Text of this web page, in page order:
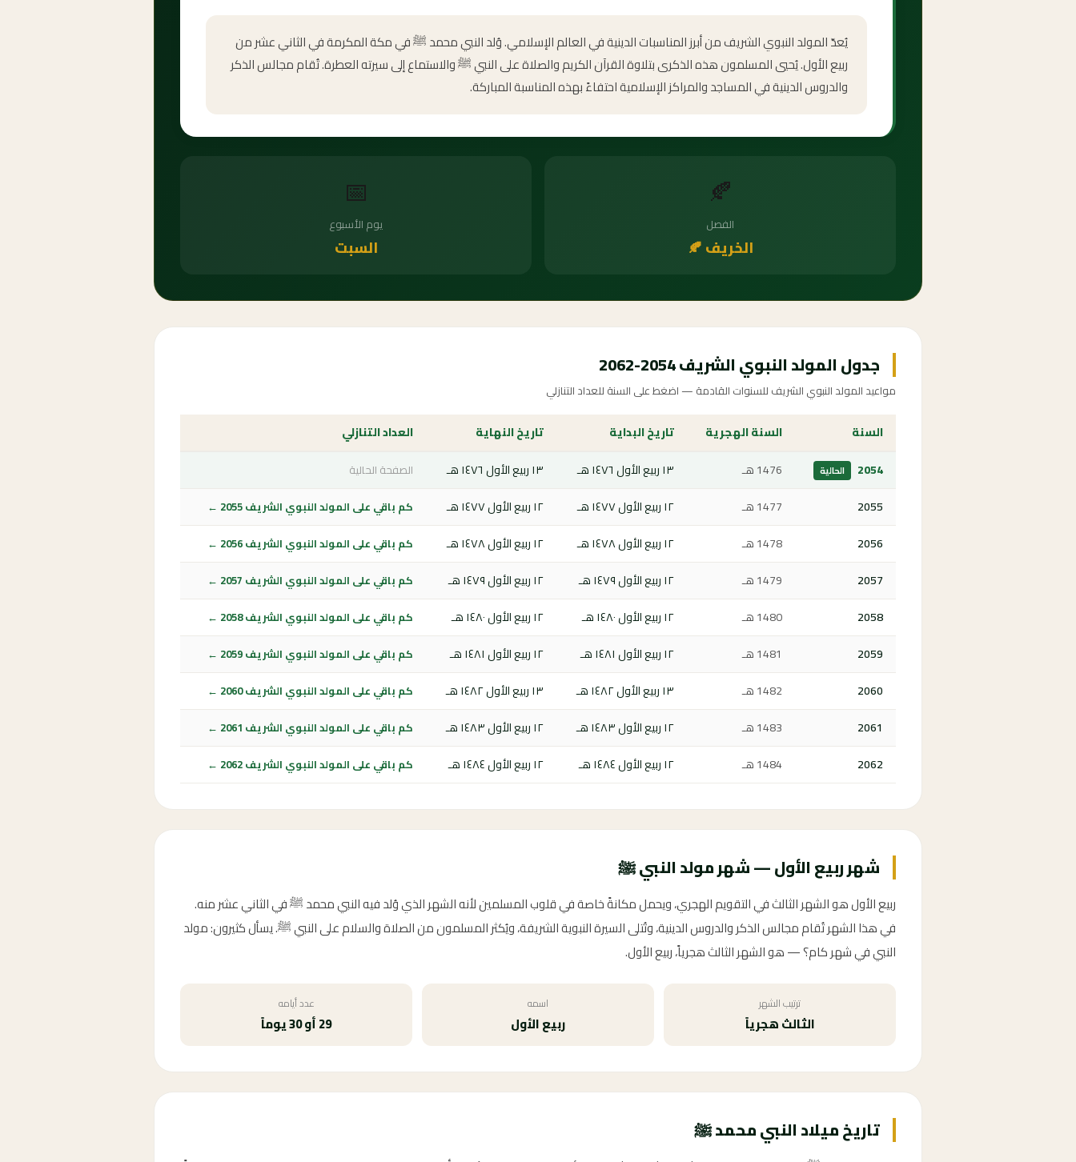
يُعدّ المولد النبوي الشريف من أبرز المناسبات الدينية في العالم الإسلامي. وُلد النبي محمد ﷺ في مكة المكرمة في الثاني عشر من
ربيع الأول. يُحيي المسلمون هذه الذكرى بتلاوة القرآن الكريم والصلاة على النبي ﷺ والاستماع إلى سيرته العطرة. تُقام مجالس الذكر
والدروس الدينية في المساجد والمراكز الإسلامية احتفاءً بهذه المناسبة المباركة.
🍂
الفصل
الخريف 🍂
📅
يوم الأسبوع
السبت
جدول المولد النبوي الشريف 2054-2062
مواعيد المولد النبوي الشريف للسنوات القادمة — اضغط على السنة للعداد التنازلي
السنة السنة الهجرية تاريخ البداية تاريخ النهاية
العداد التنازلي
2054
الحالية 1476 هـ ١٣ ربيع الأول ١٤٧٦ هـ ١٣ ربيع الأول ١٤٧٦ هـ الصفحة الحالية
2055 1477 هـ ١٢ ربيع الأول ١٤٧٧ هـ ١٢ ربيع الأول ١٤٧٧ هـ كم باقي على المولد النبوي الشريف 2055 ←
2056 1478 هـ ١٢ ربيع الأول ١٤٧٨ هـ ١٢ ربيع الأول ١٤٧٨ هـ كم باقي على المولد النبوي الشريف 2056 ←
2057 1479 هـ ١٢ ربيع الأول ١٤٧٩ هـ ١٢ ربيع الأول ١٤٧٩ هـ كم باقي على المولد النبوي الشريف 2057 ←
2058 1480 هـ ١٢ ربيع الأول ١٤٨٠ هـ ١٢ ربيع الأول ١٤٨٠ هـ كم باقي على المولد النبوي الشريف 2058 ←
2059 1481 هـ ١٢ ربيع الأول ١٤٨١ هـ ١٢ ربيع الأول ١٤٨١ هـ كم باقي على المولد النبوي الشريف 2059 ←
2060 1482 هـ ١٣ ربيع الأول ١٤٨٢ هـ ١٣ ربيع الأول ١٤٨٢ هـ كم باقي على المولد النبوي الشريف 2060 ←
2061 1483 هـ ١٢ ربيع الأول ١٤٨٣ هـ ١٢ ربيع الأول ١٤٨٣ هـ كم باقي على المولد النبوي الشريف 2061 ←
2062 1484 هـ ١٢ ربيع الأول ١٤٨٤ هـ ١٢ ربيع الأول ١٤٨٤ هـ كم باقي على المولد النبوي الشريف 2062 ←
شهر ربيع الأول — شهر مولد النبي ﷺ
ربيع الأول هو الشهر الثالث في التقويم الهجري، ويحمل مكانةً خاصة في قلوب المسلمين لأنه الشهر الذي وُلد فيه النبي محمد ﷺ في الثاني عشر منه.
في هذا الشهر تُقام مجالس الذكر والدروس الدينية، وتُتلى السيرة النبوية الشريفة، ويُكثر المسلمون من الصلاة والسلام على النبي ﷺ. يسأل كثيرون: مولد
النبي في شهر كام؟ — هو الشهر الثالث هجرياً، ربيع الأول.
ترتيب الشهر
الثالث هجرياً
اسمه
ربيع الأول
عدد أيامه
29 أو 30 يوماً
تاريخ ميلاد النبي محمد ﷺ